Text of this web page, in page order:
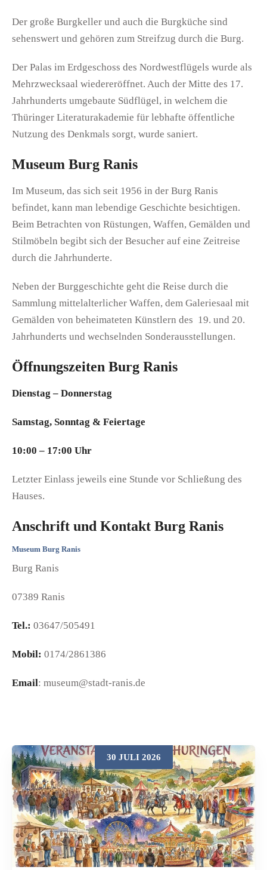
Der große Burgkeller und auch die Burgküche sind
sehenswert und gehören zum Streifzug durch die Burg.
Der Palas im Erdgeschoss des Nordwestflügels wurde als
Mehrzwecksaal wiedereröffnet. Auch der Mitte des 17.
Jahrhunderts umgebaute Südflügel, in welchem die
Thüringer Literaturakademie für lebhafte öffentliche
Nutzung des Denkmals sorgt, wurde saniert.
Museum Burg Ranis
Im Museum, das sich seit 1956 in der Burg Ranis
befindet, kann man lebendige Geschichte besichtigen.
Beim Betrachten von Rüstungen, Waffen, Gemälden und
Stilmöbeln begibt sich der Besucher auf eine Zeitreise
durch die Jahrhunderte.
Neben der Burggeschichte geht die Reise durch die
Sammlung mittelalterlicher Waffen, dem Galeriesaal mit
Gemälden von beheimateten Künstlern des 19. und 20.
Jahrhunderts und wechselnden Sonderausstellungen.
Öffnungszeiten Burg Ranis
Dienstag – Donnerstag
Samstag, Sonntag & Feiertage
10:00 – 17:00 Uhr
Letzter Einlass jeweils eine Stunde vor Schließung des
Hauses.
Anschrift und Kontakt Burg Ranis
Museum Burg Ranis
Burg Ranis
07389 Ranis
Tel.: 03647/505491
Mobil: 0174/2861386
Email: museum@stadt-ranis.de
30 JULI 2026